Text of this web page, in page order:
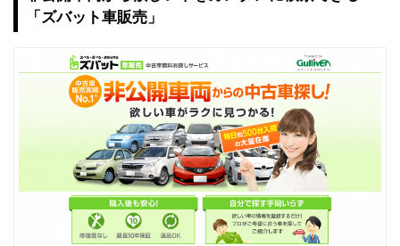
「ズバット車販売」